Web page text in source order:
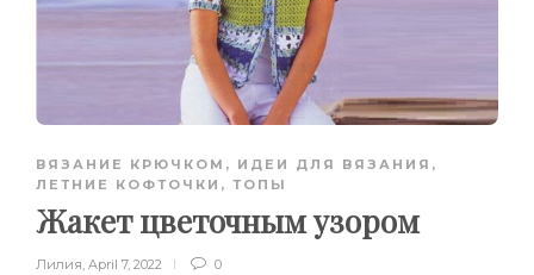
ВЯЗАНИЕ КРЮЧКОМ , ИДЕИ ДЛЯ ВЯЗАНИЯ ,
ЛЕТНИЕ КОФТОЧКИ, ТОПЫ
Жакет цветочным узором
Лилия, April 7, 2022 0